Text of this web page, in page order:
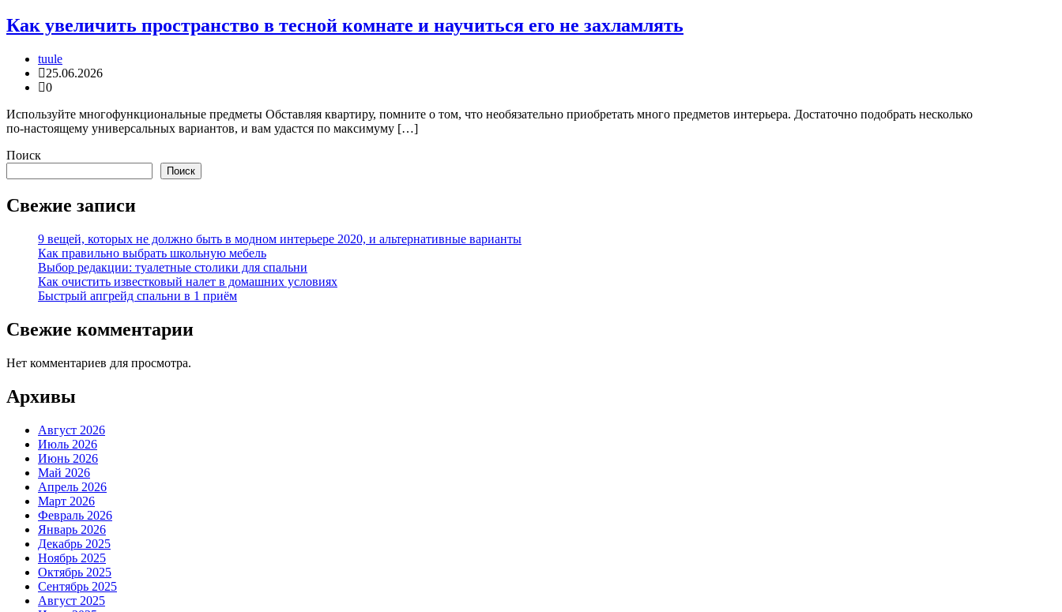
Как увеличить пространство в тесной комнате и научиться его не захламлять
tuule
25.06.2026
0
Используйте многофункциональные предметы Обставляя квартиру, помните о том, что необязательно приобретать много предметов интерьера. Достаточно подобрать несколько
по‑настоящему универсальных вариантов, и вам удастся по максимуму […]
Поиск
Поиск
Свежие записи
9 вещей, которых не должно быть в модном интерьере 2020, и альтернативные варианты
Как правильно выбрать школьную мебель
Выбор редакции: туалетные столики для спальни
Как очистить известковый налет в домашних условиях
Быстрый апгрейд спальни в 1 приём
Свежие комментарии
Нет комментариев для просмотра.
Архивы
Август 2026
Июль 2026
Июнь 2026
Май 2026
Апрель 2026
Март 2026
Февраль 2026
Январь 2026
Декабрь 2025
Ноябрь 2025
Октябрь 2025
Сентябрь 2025
Август 2025